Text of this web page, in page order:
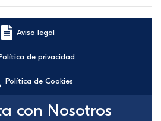
Aviso legal
de privacidad
Política de Cookies
con Nosotros